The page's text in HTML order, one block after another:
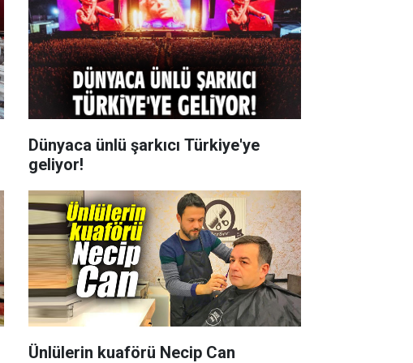
Dünyaca ünlü şarkıcı Türkiye'ye
geliyor!
Ünlülerin kuaförü Necip Can